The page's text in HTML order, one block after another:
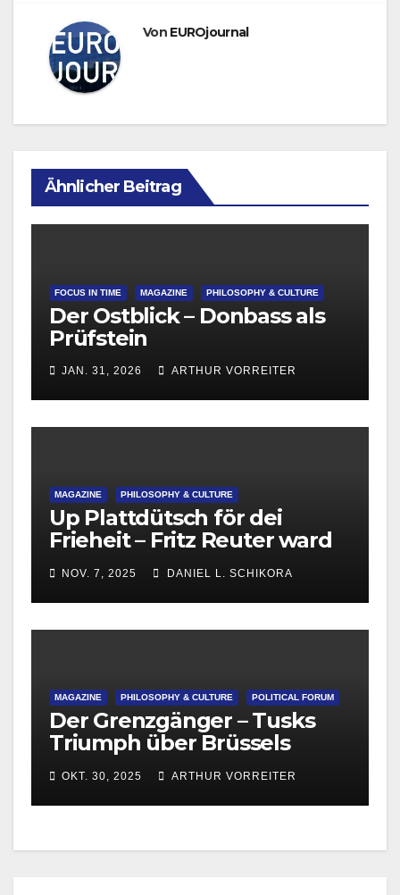
Von EUROjournal
Ähnlicher Beitrag
FOCUS IN TIME MAGAZINE PHILOSOPHY & CULTURE
Der Ostblick – Donbass als
Prüfstein
JAN. 31, 2026 ARTHUR VORREITER
MAGAZINE PHILOSOPHY & CULTURE
Up Plattdütsch för dei
Frieheit – Fritz Reuter ward
215
NOV. 7, 2025 DANIEL L. SCHIKORA
MAGAZINE PHILOSOPHY & CULTURE POLITICAL FORUM
Der Grenzgänger – Tusks
Triumph über Brüssels
Migrationsdoktrin
OKT. 30, 2025 ARTHUR VORREITER